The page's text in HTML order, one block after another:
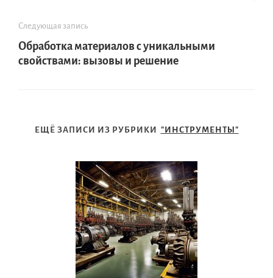
Следующая запись
Обработка материалов с уникальными
свойствами: вызовы и решение
ЕЩЁ ЗАПИСИ ИЗ РУБРИКИ "ИНСТРУМЕНТЫ"